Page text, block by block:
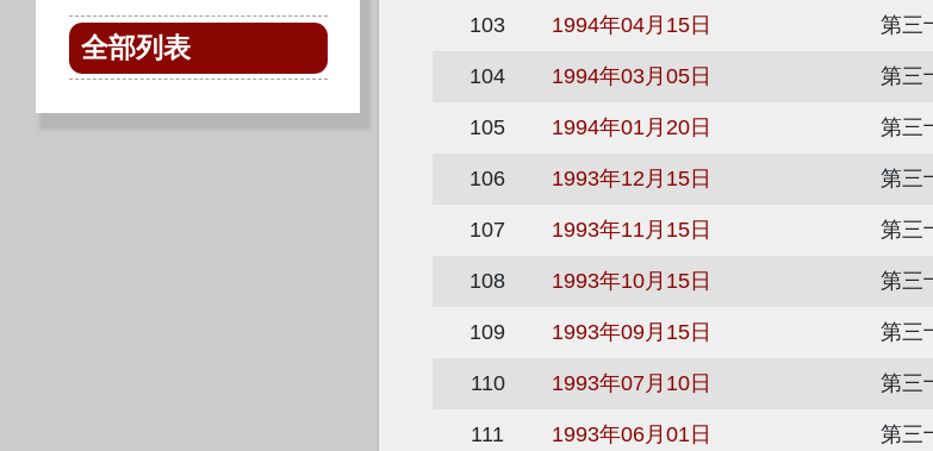
全部列表
103 1994年04月15日 第三
104 1994年03月05日 第三
105 1994年01月20日 第三
106 1993年12月15日 第三
107 1993年11月15日 第三
108 1993年10月15日 第三
109 1993年09月15日 第三
110 1993年07月10日 第三
111 1993年06月01日 第三